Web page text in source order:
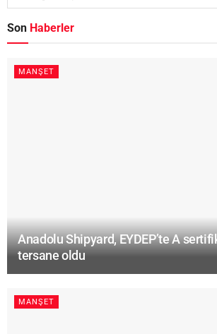
Son Haberler
MANŞET
Anadolu Shipyard, EYDEP’te A
tersane oldu
MANŞET